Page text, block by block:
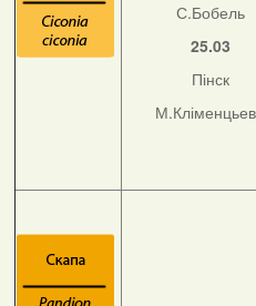
С.Бобель
25.03
Пінск